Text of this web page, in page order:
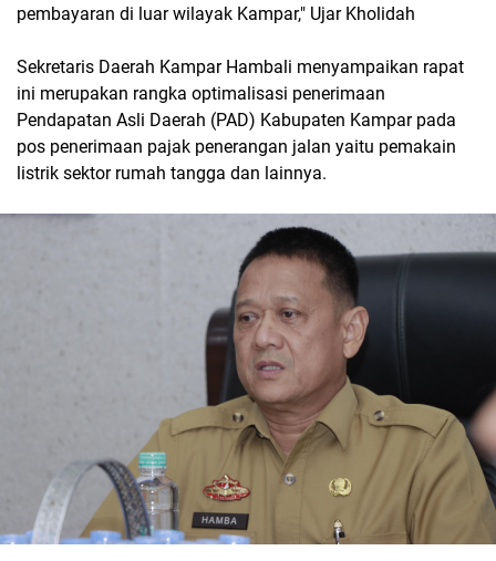
pembayaran di luar wilayak Kampar," Ujar Kholidah
Sekretaris Daerah Kampar Hambali menyampaikan rapat
ini merupakan rangka optimalisasi penerimaan
Pendapatan Asli Daerah (PAD) Kabupaten Kampar pada
pos penerimaan pajak penerangan jalan yaitu pemakain
listrik sektor rumah tangga dan lainnya.